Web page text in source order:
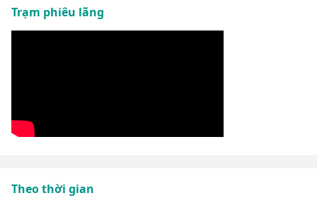
Trạm phiêu lãng
Theo thời gian